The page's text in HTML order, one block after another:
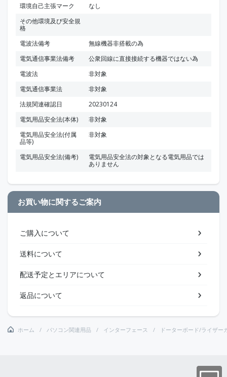
環境自己主張マーク
なし
その他環境及び安全規
格
電波法備考
無線機器非搭載の為
電気通信事業法備考
公衆回線に直接接続する機器ではない為
電波法
非対象
電気通信事業法
非対象
法規関連確認日
20230124
電気用品安全法(本体)
非対象
電気用品安全法(付属
品等)
非対象
電気用品安全法(備考)
電気用品安全法の対象となる電気用品では
ありません
お買い物に関するご案内
ご購入について
送料について
配送予定とエリアについて
返品について
ホーム パソコン関連用品 インターフェース ドーターボード/ライザー